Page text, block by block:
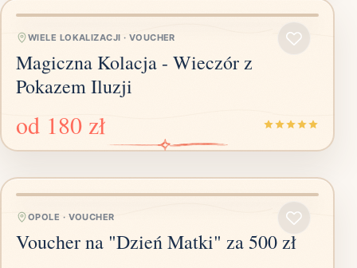
WIELE LOKALIZACJI · VOUCHER
Magiczna Kolacja - Wieczór z
Pokazem Iluzji
od 180 zł
OPOLE · VOUCHER
Voucher na "Dzień Matki" za 500 zł